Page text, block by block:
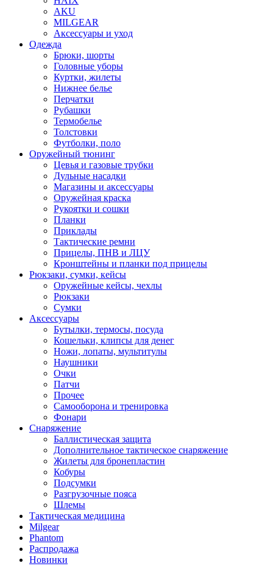
AKU
MILGEAR
Аксессуары и уход
Одежда
Брюки, шорты
Головные уборы
Куртки, жилеты
Нижнее белье
Перчатки
Рубашки
Термобелье
Толстовки
Футболки, поло
Оружейный тюнинг
Цевья и газовые трубки
Дульные насадки
Магазины и аксессуары
Оружейная краска
Рукоятки и сошки
Планки
Приклады
Тактические ремни
Прицелы, ПНВ и ЛЦУ
Кронштейны и планки под прицелы
Рюкзаки, сумки, кейсы
Оружейные кейсы, чехлы
Рюкзаки
Сумки
Аксессуары
Бутылки, термосы, посуда
Кошельки, клипсы для денег
Ножи, лопаты, мультитулы
Наушники
Очки
Патчи
Прочее
Самооборона и тренировка
Фонари
Снаряжение
Баллистическая защита
Дополнительное тактическое снаряжение
Жилеты для бронепластин
Кобуры
Подсумки
Разгрузочные пояса
Шлемы
Тактическая медицина
Milgear
Phantom
Распродажа
Новинки